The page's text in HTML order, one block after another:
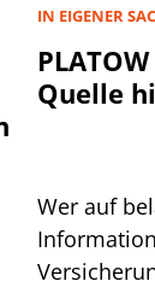
IN EIGENER
Quelle
Wer auf